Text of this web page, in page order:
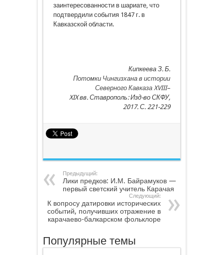
заинтересованности в шариате, что
подтвердили события 1847 г. в
Кавказской области.
Кипкеева З. Б.
Потомки Чингизхана в истории
Северного Кавказа XVIII–
XIX вв. Ставрополь: Изд-во СКФУ,
2017. С. 221-229
Предыдущий:
Лики предков: И.М. Байрамуков —
первый светский учитель Карачая
Следующий:
К вопросу датировки исторических
событий, получивших отражение в
карачаево-балкарском фольклоре
Популярные темы